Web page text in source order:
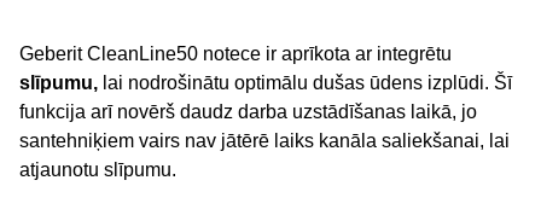
Geberit CleanLine50 notece ir aprīkota ar integrētu
slīpumu, lai nodrošinātu optimālu dušas ūdens izplūdi. Šī
funkcija arī novērš daudz darba uzstādīšanas laikā, jo
santehniķiem vairs nav jātērē laiks kanāla saliekšanai, lai
atjaunotu slīpumu.